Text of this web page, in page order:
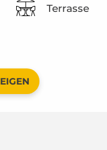
Terrasse